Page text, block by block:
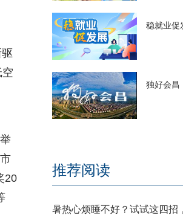
20
稳就业促
独好会昌
推荐阅读
暑热心烦睡不好？试试这四招